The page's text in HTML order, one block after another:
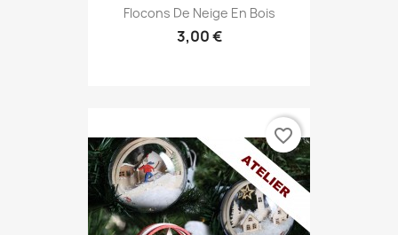
Flocons De Neige En Bois
3,00 €
favorite_border